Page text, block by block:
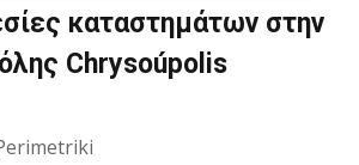
καταστημάτων στην
Chrysoúpolis